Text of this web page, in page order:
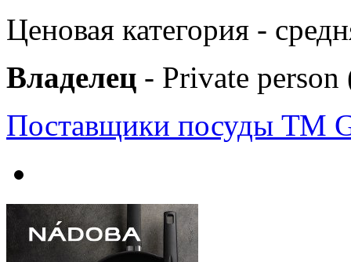
Ценовая категория -
Владелец - Private person
Поставщики посуды ТМ